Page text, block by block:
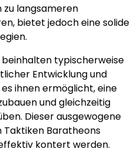
zu langsameren
bietet jedoch eine solide
typischerweise
Entwicklung und
ihnen ermöglicht, eine
und gleichzeitig
Dieser ausgewogene
Taktiken Baratheons
kontert werden.